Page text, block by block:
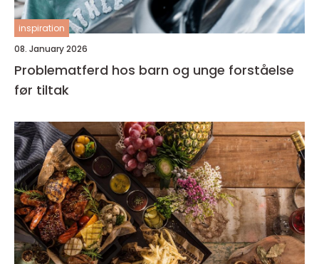
inspiration
08. January 2026
Problematferd hos barn og unge forståelse
før tiltak